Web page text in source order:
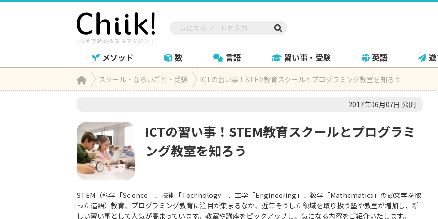
メソッド 数 言語 習い事・受験 英語
Homeスクール・ならいごと・受験 ICTの習い事！STEM教育スクールとプログラミング教室を知ろう
2017年06月07日 公開
ICTの習い事！STEM教育スクールとプログラミ
ング教室を知ろう
STEM（科学「Science」、技術「Technology」、工学「Engineering」、数学「Mathematics」の頭文字を取
った造語）教育、プログラミング教育に注目が集まるなか、近年そうした領域を取り扱う塾や教室が増加し、新
しい習い事として人気が高まっています。教室や講座をピックアップし、気になる内容をご紹介いたします。